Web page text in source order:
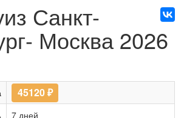
Санкт-
Москва 2026
45120₽
7 дней